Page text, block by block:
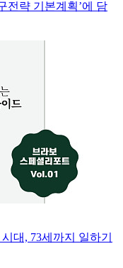
전략 기본계획’에 담
대, 73세까지 일하기